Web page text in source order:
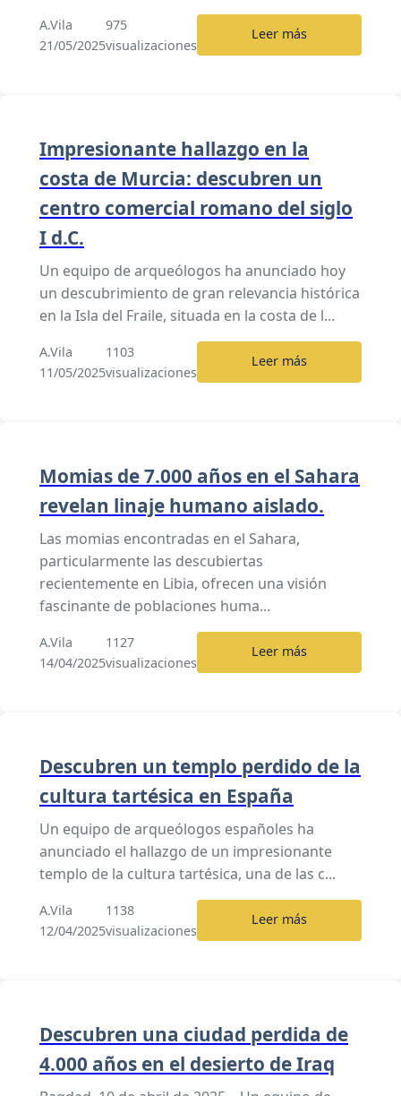
A.Vila
21/05/2025
975
visualizaciones
Leer más
Impresionante hallazgo en la
costa de Murcia: descubren un
centro comercial romano del siglo
I d.C.
Un equipo de arqueólogos ha anunciado hoy
un descubrimiento de gran relevancia histórica
en la Isla del Fraile, situada en la costa de l...
A.Vila
11/05/2025
1103
visualizaciones
Leer más
Momias de 7.000 años en el Sahara
revelan linaje humano aislado.
Las momias encontradas en el Sahara,
particularmente las descubiertas
recientemente en Libia, ofrecen una visión
fascinante de poblaciones huma...
A.Vila
14/04/2025
1127
visualizaciones
Leer más
Descubren un templo perdido de la
cultura tartésica en España
Un equipo de arqueólogos españoles ha
anunciado el hallazgo de un impresionante
templo de la cultura tartésica, una de las c...
A.Vila
12/04/2025
1138
visualizaciones
Leer más
Descubren una ciudad perdida de
4.000 años en el desierto de Iraq